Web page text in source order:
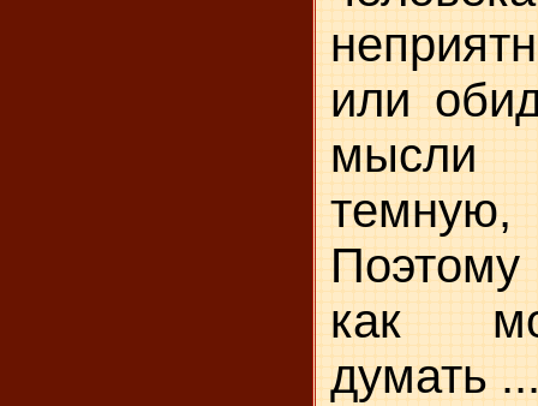
или
мысли
темную,
как
думать